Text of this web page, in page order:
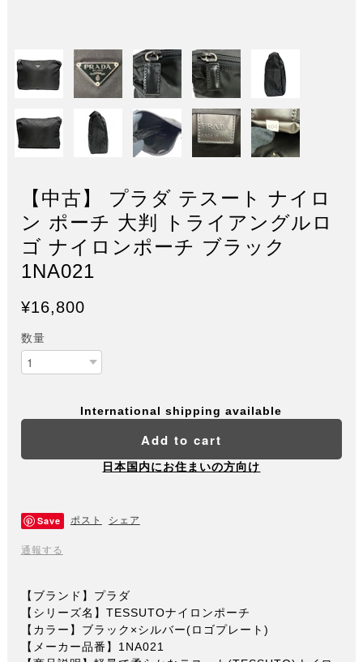
【中古】 プラダ テスート ナイロ
ン ポーチ 大判 トライアングルロ
ゴ ナイロンポーチ ブラック
1NA021
¥16,800
数量
International shipping available
Add to cart
日本国内にお住まいの方向け
Save ポスト シェア
通報する
【ブランド】プラダ
【シリーズ名】TESSUTOナイロンポーチ
【カラー】ブラック×シルバー(ロゴプレート)
【メーカー品番】1NA021